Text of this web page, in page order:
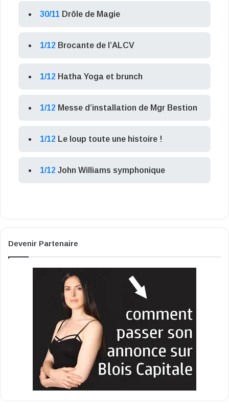
30/11 Drôle de Magie
1/12 Brocante de l’ALCV
1/12 Hatha Yoga et brunch
1/12 Messe d’installation de Mgr Bestion
1/12 Le loup toute une histoire !
1/12 John Williams symphonique
Devenir Partenaire